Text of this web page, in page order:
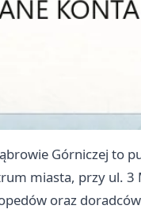
Górniczej to
miasta, przy ul.
oraz